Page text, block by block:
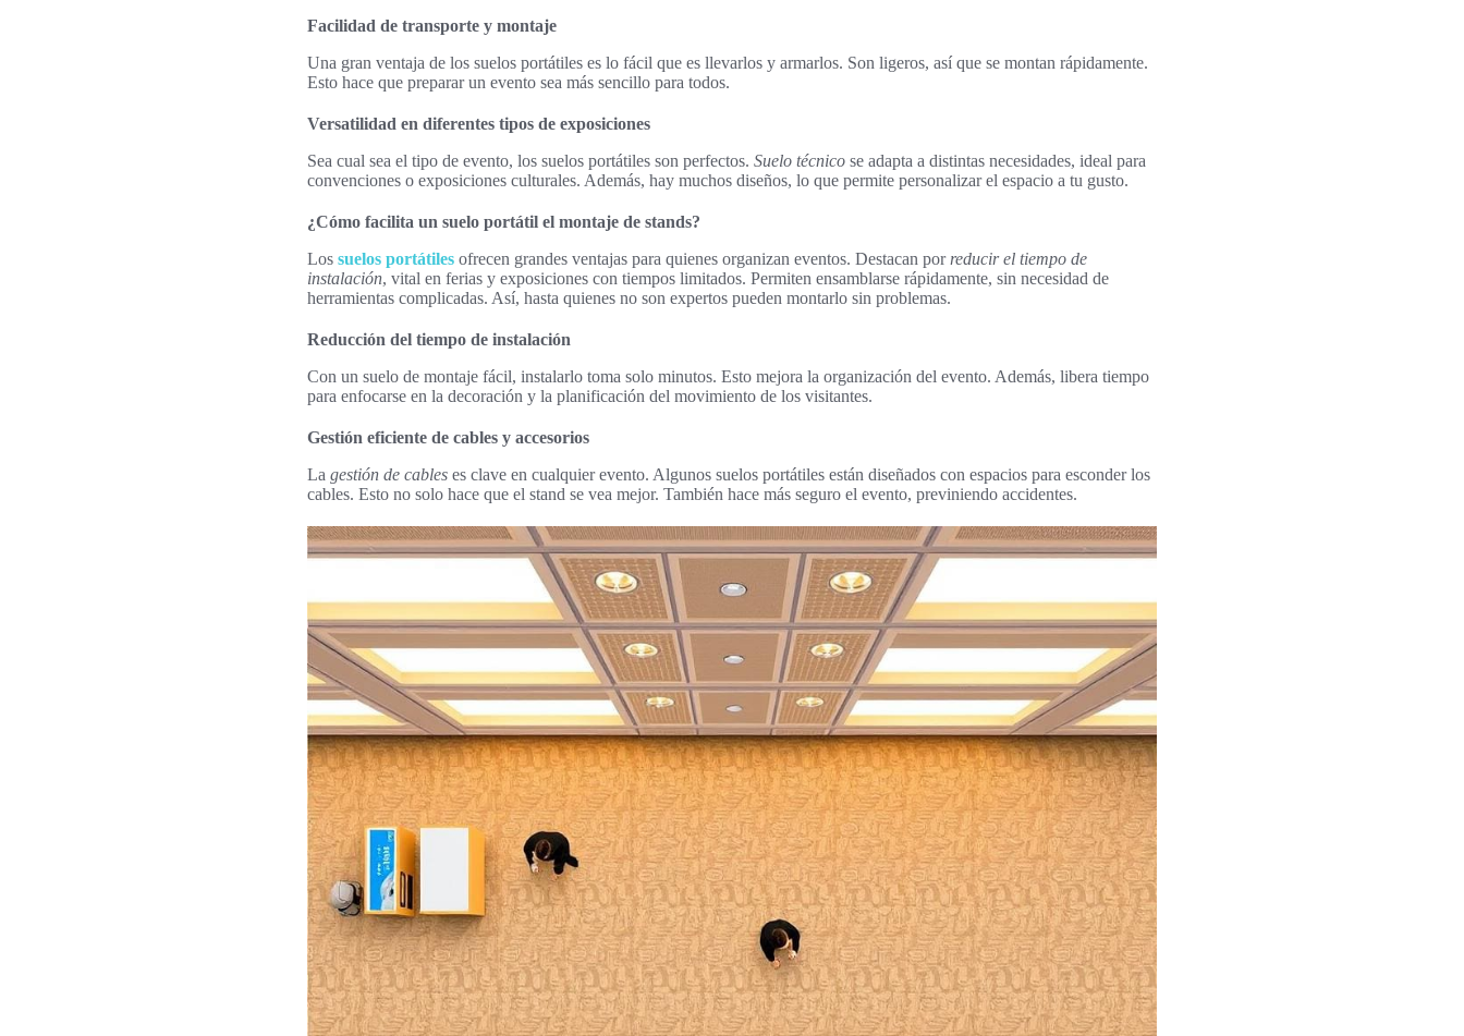
Facilidad de transporte y montaje
Una gran ventaja de los suelos portátiles es lo fácil que es llevarlos y armarlos. Son ligeros, así que se montan rápidamente.
Esto hace que preparar un evento sea más sencillo para todos.
Versatilidad en diferentes tipos de exposiciones
Sea cual sea el tipo de evento, los suelos portátiles son perfectos. Suelo técnico se adapta a distintas necesidades, ideal para
convenciones o exposiciones culturales. Además, hay muchos diseños, lo que permite personalizar el espacio a tu gusto.
¿Cómo facilita un suelo portátil el montaje de stands?
Los suelos portátiles ofrecen grandes ventajas para quienes organizan eventos. Destacan por reducir el tiempo de
instalación, vital en ferias y exposiciones con tiempos limitados. Permiten ensamblarse rápidamente, sin necesidad de
herramientas complicadas. Así, hasta quienes no son expertos pueden montarlo sin problemas.
Reducción del tiempo de instalación
Con un suelo de montaje fácil, instalarlo toma solo minutos. Esto mejora la organización del evento. Además, libera tiempo
para enfocarse en la decoración y la planificación del movimiento de los visitantes.
Gestión eficiente de cables y accesorios
La gestión de cables es clave en cualquier evento. Algunos suelos portátiles están diseñados con espacios para esconder los
cables. Esto no solo hace que el stand se vea mejor. También hace más seguro el evento, previniendo accidentes.